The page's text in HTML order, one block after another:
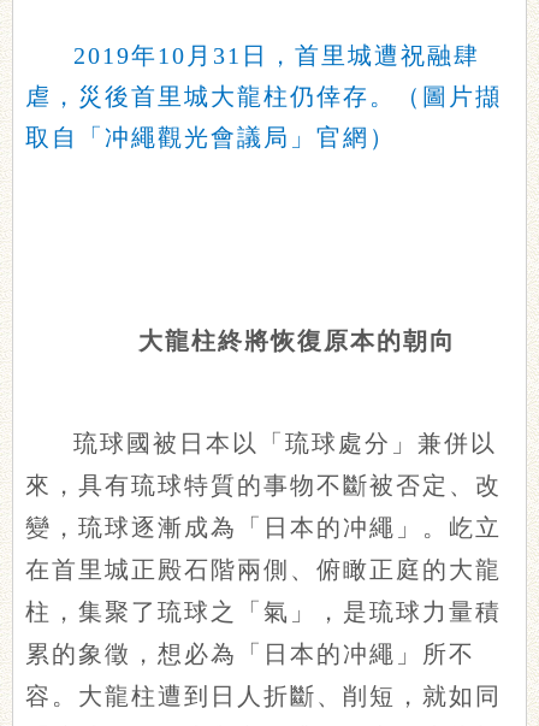
2019年10月31日，首里城遭祝融肆
虐，災後首里城大龍柱仍倖存。（圖片擷
取自「冲繩觀光會議局」官網）
大龍柱終將恢復原本的朝向
琉球國被日本以「琉球處分」兼併以
來，具有琉球特質的事物不斷被否定、改
變，琉球逐漸成為「日本的冲繩」。屹立
在首里城正殿石階兩側、俯瞰正庭的大龍
柱，集聚了琉球之「氣」，是琉球力量積
累的象徵，想必為「日本的冲繩」所不
容。大龍柱遭到日人折斷、削短，就如同